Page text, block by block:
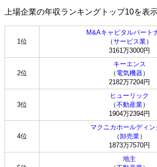
上場企業の年収ランキングトップ10を表
1位
M&Aキャピタルパート
（サービス業）
3161万3000円
2位
キーエンス
（ 電気機器）
2182万7204円
3位
ヒューリック
（不動産業）
1904万2394円
4位
マクニカホールディン
（卸売業）
1873万7570円
地主